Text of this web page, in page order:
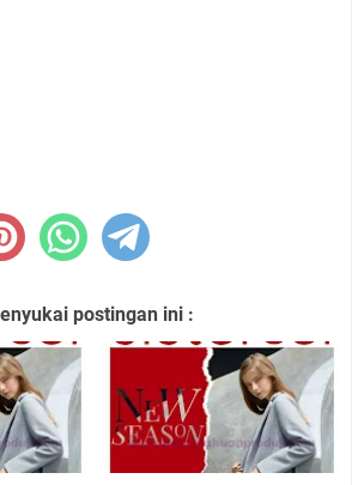
postingan ini :